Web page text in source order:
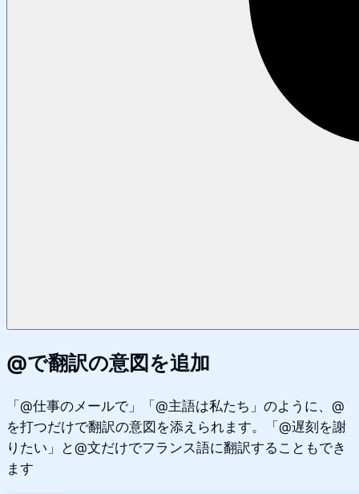
@で翻訳の意図を追加
「@仕事のメールで」「@主語は私たち」のように、@
を打つだけで翻訳の意図を添えられます。「@遅刻を謝
りたい」と@文だけでフランス語に翻訳することもでき
ます